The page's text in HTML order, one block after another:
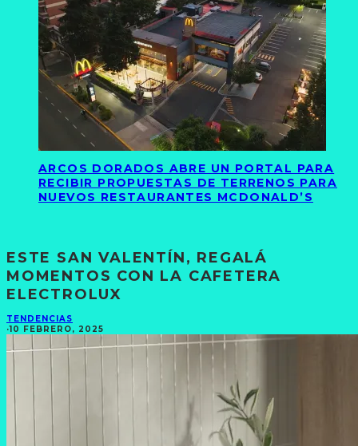
ARCOS DORADOS ABRE UN PORTAL PARA
RECIBIR PROPUESTAS DE TERRENOS PARA
NUEVOS RESTAURANTES MCDONALD’S
ESTE SAN VALENTÍN, REGALÁ
MOMENTOS CON LA CAFETERA
ELECTROLUX
TENDENCIAS
·10 FEBRERO, 2025